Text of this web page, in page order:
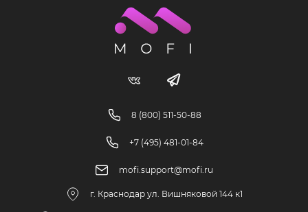
8 (800) 511-50-88
+7 (495) 481-01-84
mofi.support@mofi.ru
г. Краснодар ул. Вишняковой 144 к1